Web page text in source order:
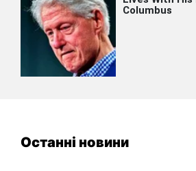
Останні новини